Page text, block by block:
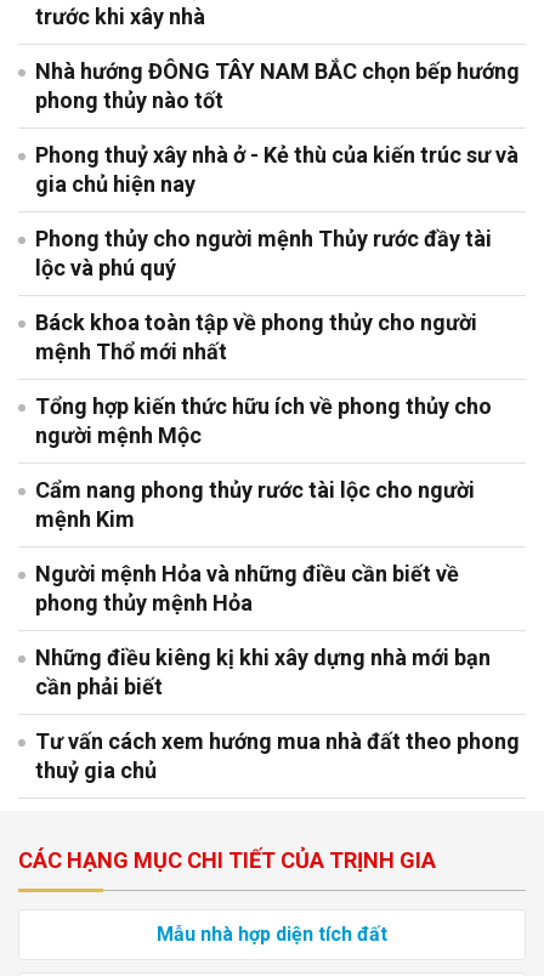
trước khi xây nhà
Nhà hướng ĐÔNG TÂY NAM BẮC chọn bếp hướng
phong thủy nào tốt
Phong thuỷ xây nhà ở - Kẻ thù của kiến trúc sư và
gia chủ hiện nay
Phong thủy cho người mệnh Thủy rước đầy tài
lộc và phú quý
Báck khoa toàn tập về phong thủy cho người
mệnh Thổ mới nhất
Tổng hợp kiến thức hữu ích về phong thủy cho
người mệnh Mộc
Cẩm nang phong thủy rước tài lộc cho người
mệnh Kim
Người mệnh Hỏa và những điều cần biết về
phong thủy mệnh Hỏa
Những điều kiêng kị khi xây dựng nhà mới bạn
cần phải biết
Tư vấn cách xem hướng mua nhà đất theo phong
thuỷ gia chủ
CÁC HẠNG MỤC CHI TIẾT CỦA TRỊNH GIA
Mẫu nhà hợp diện tích đất